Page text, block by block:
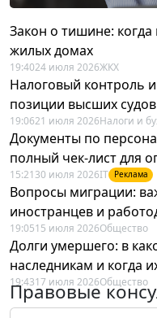
Закон о тишине:
жилых домах
19:4024 июля 2026ЖКХ
Налоговый контроль
позиции высших судов
19:0621 июля 2026Налоги и
Документы по
полный чек-лист для
15:21 30 июля 2026IT Реклама
Вопросы миграции:
иностранцев и
19:0515 июля 2026Общество
Долги умершего: в
наследникам и когда
19:4317 июля 2026Общество
Правовые